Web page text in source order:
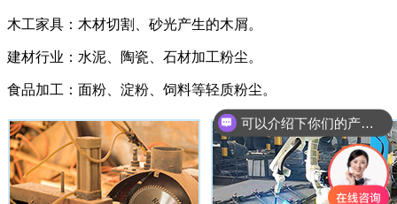
木工家具：木材切割、砂光产生的木屑。
建材行业：水泥、陶瓷、石材加工粉尘。
食品加工：面粉、淀粉、饲料等轻质粉尘。
可以介绍下你们的产品么